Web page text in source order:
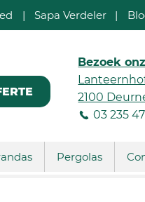
| Sapa Verdeler |
Bezoek
2100
03 235 47
Pergolas